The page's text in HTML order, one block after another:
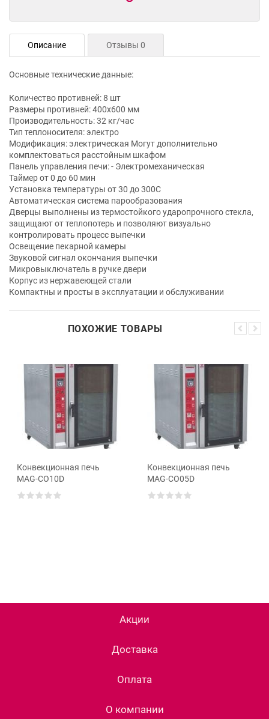
Описание Отзывы 0
Основные технические данные:
Количество противней: 8 шт
Размеры противней: 400х600 мм
Производительность: 32 кг/час
Тип теплоносителя: электро
Модификация: электрическая Могут дополнительно
комплектоваться расстойным шкафом
Панель управления печи: - Электромеханическая
Таймер от 0 до 60 мин
Установка температуры от 30 до 300C
Автоматическая система парообразования
Дверцы выполнены из термостойкого ударопрочного стекла,
защищают от теплопотерь и позволяют визуально
контролировать процесс выпечки
Освещение пекарной камеры
Звуковой сигнал окончания выпечки
Микровыключатель в ручке двери
Корпус из нержавеющей стали
Компактны и просты в эксплуатации и обслуживании
ПОХОЖИЕ ТОВАРЫ
Конвекционная печь
MAG-CO10D
Конвекционная печь
MAG-CO05D
Акции
Доставка
Оплата
О компании